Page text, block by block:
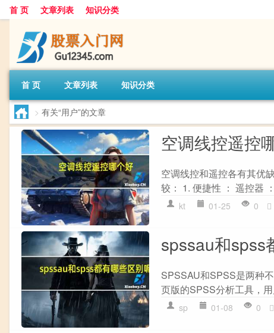
首 页 文章列表 知识分类
首 页 文章列表 知识分类
> 有关“用户”的文章
空调线控遥控
空调线控和遥控各有其优
较： 1. 便捷性 ： 遥控器
kt 01-25 0
spssau和spss
SPSSAU和SPSS是两种
页版的SPSS分析工具，
sp 01-08 0